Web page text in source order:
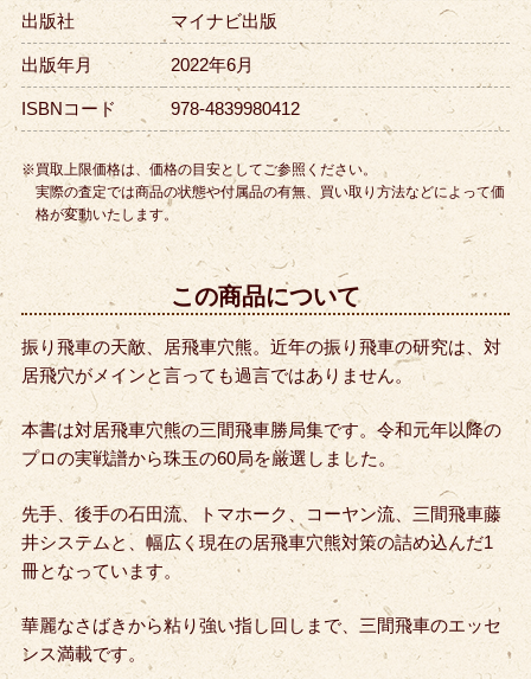
出版社 マイナビ出版
出版年月 2022年6月
ISBNコード 978-4839980412
※買取上限価格は、価格の目安としてご参照ください。
実際の査定では商品の状態や付属品の有無、買い取り方法などによって価
格が変動いたします。
この商品について
振り飛車の天敵、居飛車穴熊。近年の振り飛車の研究は、対
居飛穴がメインと言っても過言ではありません。
本書は対居飛車穴熊の三間飛車勝局集です。令和元年以降の
プロの実戦譜から珠玉の60局を厳選しました。
先手、後手の石田流、トマホーク、コーヤン流、三間飛車藤
井システムと、幅広く現在の居飛車穴熊対策の詰め込んだ1
冊となっています。
華麗なさばきから粘り強い指し回しまで、三間飛車のエッセ
ンス満載です。